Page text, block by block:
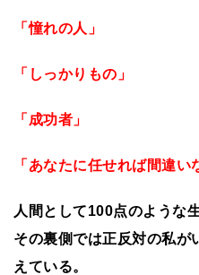
「憧れの人」
「しっかりもの」
「成功者」
「あなたに任せれば間違
人間として100点のような
その裏側では正反対の私が
えている。